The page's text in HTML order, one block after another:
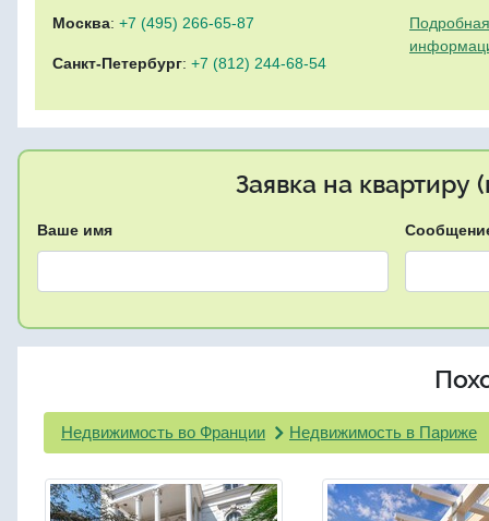
Москва: +7 (495) 266-65-87
Санкт-Петербург: +7 (812) 244-68-54
Заявка на квартиру
Ваше имя
Недвижимость во Франции Недвижимость в Париже